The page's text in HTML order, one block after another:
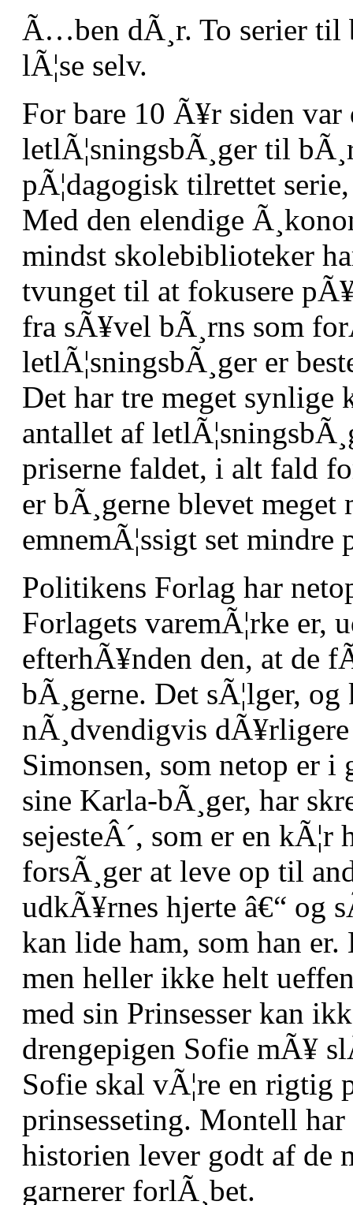
Ã…ben dÃ¸r. To serier til
lÃ¦se selv.
For bare 10 Ã¥r siden var
letlÃ¦sningsbÃ¸ger til
pÃ¦dagogisk tilrettet
Med den elendige
mindst skolebiblioteker
tvunget til at fokusere
fra sÃ¥vel bÃ¸rns som
letlÃ¦sningsbÃ¸ger er
Det har tre meget synlige
antallet af
priserne faldet, i alt fald
er bÃ¸gerne blevet meget
emnemÃ¦ssigt set mindre
Politikens Forlag har
Forlagets varemÃ¦rke er,
efterhÃ¥nden den, at de
bÃ¸gerne. Det sÃ¦lger,
nÃ¸dvendigvis
Simonsen, som netop er
sine Karla-bÃ¸ger, har
sejesteÂ´, som er en
forsÃ¸ger at leve op til
udkÃ¥rnes hjerte â€“ og
kan lide ham, som han
men heller ikke helt
med sin Prinsesser kan
drengepigen Sofie mÃ¥
Sofie skal vÃ¦re en rigtig
prinsesseting. Montell
historien lever godt af de
garnerer forlÃ¸bet.